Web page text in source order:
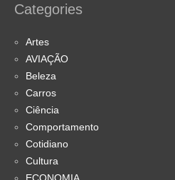
Categories
Artes
AVIAÇÃO
Beleza
Carros
Ciência
Comportamento
Cotidiano
Cultura
ECONOMIA